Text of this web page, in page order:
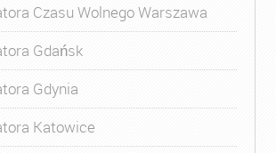
Czasu Wolnego Warszawa
Gdańsk
Gdynia
Katowice